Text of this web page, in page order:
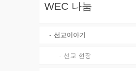
WEC 나눔
선교이야기
선교 현장